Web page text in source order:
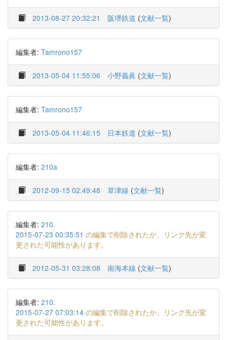
2013-08-27 20:32:21 阪堺鉄道 (文献一覧)
編集者: Tamrono157
2013-05-04 11:55:06 小野義眞 (文献一覧)
編集者: Tamrono157
2013-05-04 11:46:15 日本鉄道 (文献一覧)
編集者: 210a
2012-09-15 02:49:48 草津線 (文献一覧)
編集者: 210.
2015-07-23 00:35:51 の編集で削除されたか、リンク先が変
更された可能性があります。
2012-05-31 03:28:08 南海本線 (文献一覧)
編集者: 210.
2015-07-27 07:03:14 の編集で削除されたか、リンク先が変
更された可能性があります。